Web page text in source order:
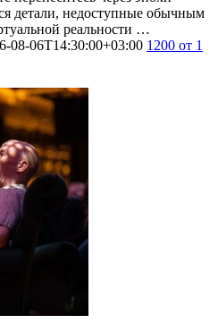
детали, недоступные обычным
реальности …
08-06T14:30:00+03:00 1200 от 1